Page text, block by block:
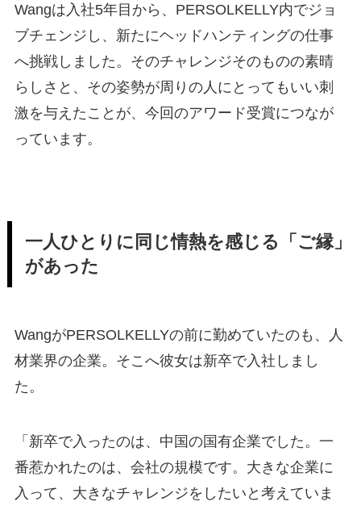
Wangは入社5年目から、PERSOLKELLY内でジョ
ブチェンジし、新たにヘッドハンティングの仕事
へ挑戦しました。そのチャレンジそのものの素晴
らしさと、その姿勢が周りの人にとってもいい刺
激を与えたことが、今回のアワード受賞につなが
っています。
一人ひとりに同じ情熱を感じる「ご縁」
があった
WangがPERSOLKELLYの前に勤めていたのも、人
材業界の企業。そこへ彼女は新卒で入社しまし
た。
「新卒で入ったのは、中国の国有企業でした。一
番惹かれたのは、会社の規模です。大きな企業に
入って、大きなチャレンジをしたいと考えていま